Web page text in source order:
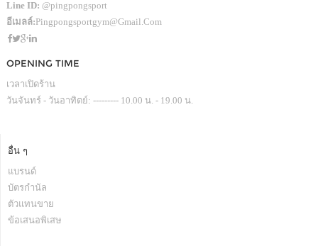
Line ID: @pingpongsport
อีเมลล์:Pingpongsportgym@gmail.com
OPENING TIME
เวลาเปิดร้าน
วันจันทร์ - วันอาทิตย์: --------- 10.00 น. - 19.00 น.
อื่น ๆ
แบรนด์
บัตรกำนัล
ตัวแทนขาย
ข้อเสนอพิเสษ